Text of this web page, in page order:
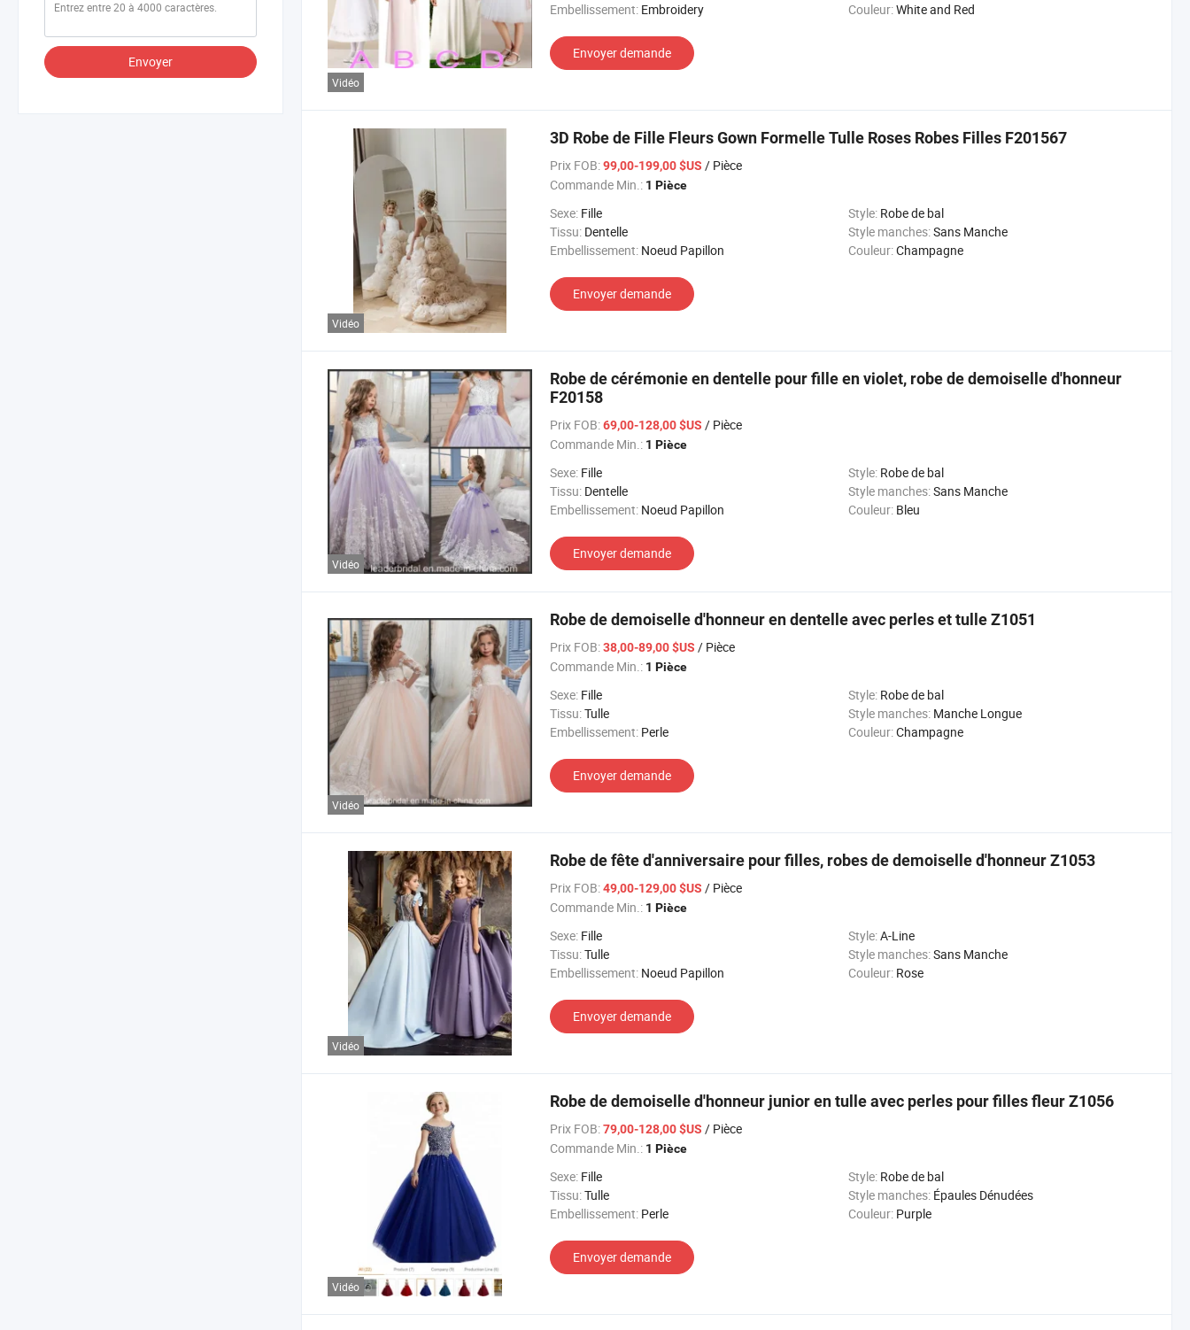
Envoyer
Vidéo
Embellissement: Embroidery Couleur:White and Red
Envoyer demande
Vidéo
3D Robe de Fille Fleurs Gown Formelle Tulle Roses Robes Filles F201567
Prix FOB:99,00-199,00 $US / Pièce
Commande Min.: 1 Pièce
Sexe: Fille Style: Robe de bal
Tissu: Dentelle Style manches:Sans Manche
Embellissement: Noeud Papillon Couleur:Champagne
Envoyer demande
Vidéo
Robe de cérémonie en dentelle pour fille en violet, robe de demoiselle d'honneur
F20158
Prix FOB:69,00-128,00 $US / Pièce
Commande Min.: 1 Pièce
Sexe: Fille Style: Robe de bal
Tissu: Dentelle Style manches:Sans Manche
Embellissement: Noeud Papillon Couleur: Bleu
Envoyer demande
Vidéo
Robe de demoiselle d'honneur en dentelle avec perles et tulle Z1051
Prix FOB:38,00-89,00 $US / Pièce
Commande Min.: 1 Pièce
Sexe: Fille Style: Robe de bal
Tissu:Tulle Style manches: Manche Longue
Embellissement: Perle Couleur:Champagne
Envoyer demande
Vidéo
Robe de fête d'anniversaire pour filles, robes de demoiselle d'honneur Z1053
Prix FOB:49,00-129,00 $US / Pièce
Commande Min.: 1 Pièce
Sexe: Fille Style:A-Line
Tissu:Tulle Style manches:Sans Manche
Embellissement: Noeud Papillon Couleur: Rose
Envoyer demande
Vidéo
Robe de demoiselle d'honneur junior en tulle avec perles pour filles fleur Z1056
Prix FOB:79,00-128,00 $US / Pièce
Commande Min.: 1 Pièce
Sexe: Fille Style: Robe de bal
Tissu:Tulle Style manches: Épaules Dénudées
Embellissement: Perle Couleur: Purple
Envoyer demande